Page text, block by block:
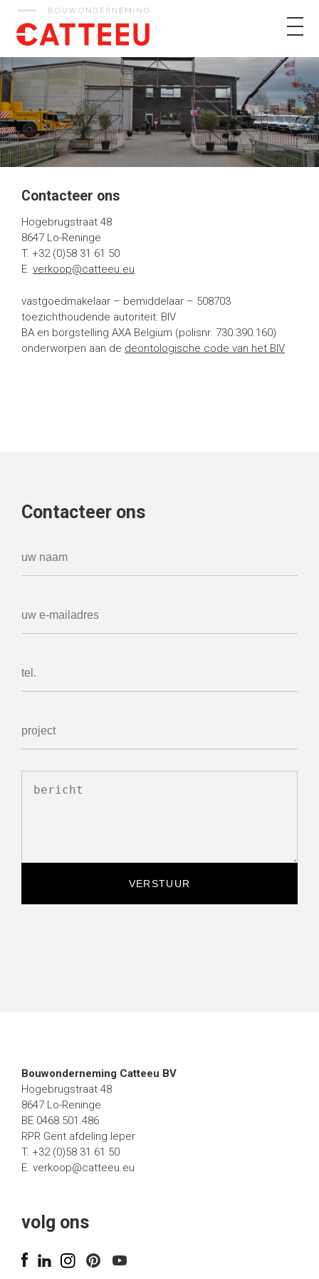
Catteeu
Contacteer ons
Hogebrugstraat 48
8647 Lo-Reninge
T. +32 (0)58 31 61 50
E. verkoop@catteeu.eu
vastgoedmakelaar – bemiddelaar – 508703
toezichthoudende autoriteit: BIV
BA en borgstelling AXA Belgium (polisnr. 730.390.160)
onderworpen aan de deontologische code van het BIV
Contacteer ons
Bouwonderneming Catteeu BV
Hogebrugstraat 48
8647 Lo-Reninge
BE 0468.501.486
RPR Gent afdeling Ieper
T. +32 (0)58 31 61 50
E. verkoop@catteeu.eu
volg ons